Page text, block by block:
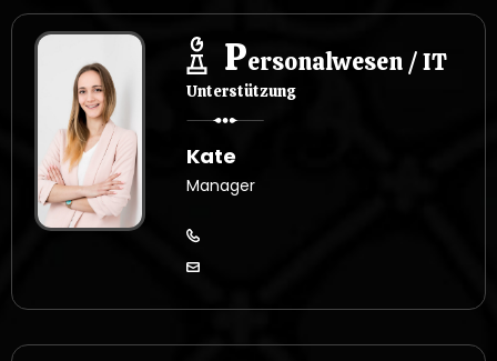
Personalwesen / IT
Unterstützung
Kate
Manager